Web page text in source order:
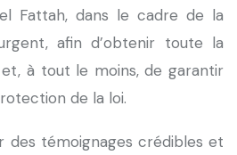
Fattah, dans le cadre de la
afin d’obtenir toute la
à tout le moins, de garantir
de la loi.
des témoignages crédibles et